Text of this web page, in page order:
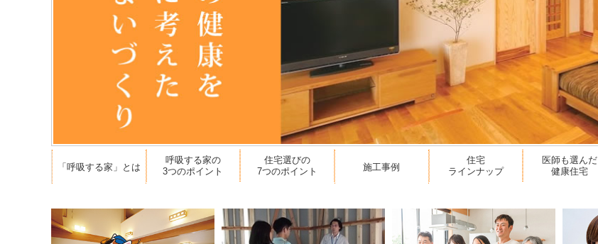
「呼吸する家」とは
呼吸する家の
3つのポイント
住宅選びの
7つのポイント
施工事例
住宅
ラインナップ
医師も選んだ
健康住宅